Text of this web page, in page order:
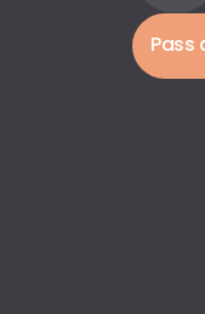
Pass